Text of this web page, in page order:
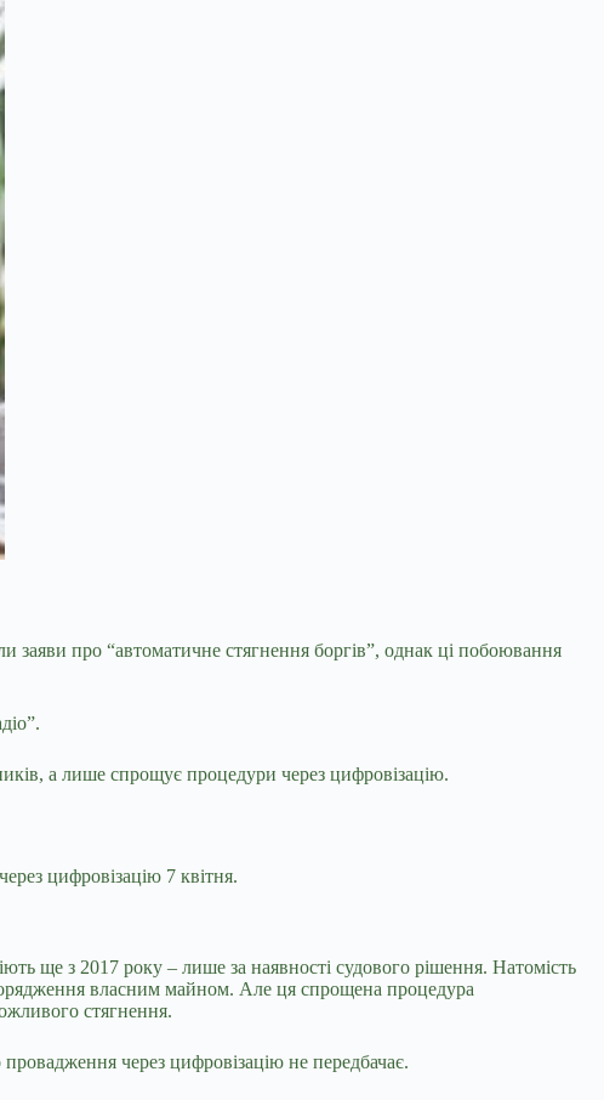
заяви про “автоматичне стягнення боргів”, однак ці побоювання
а лише спрощує процедури через цифровізацію.
цифровізацію 7 квітня.
ще з 2017 року – лише за наявності судового рішення. Натомість
власним майном. Але ця спрощена процедура
стягнення.
через цифровізацію не передбачає.